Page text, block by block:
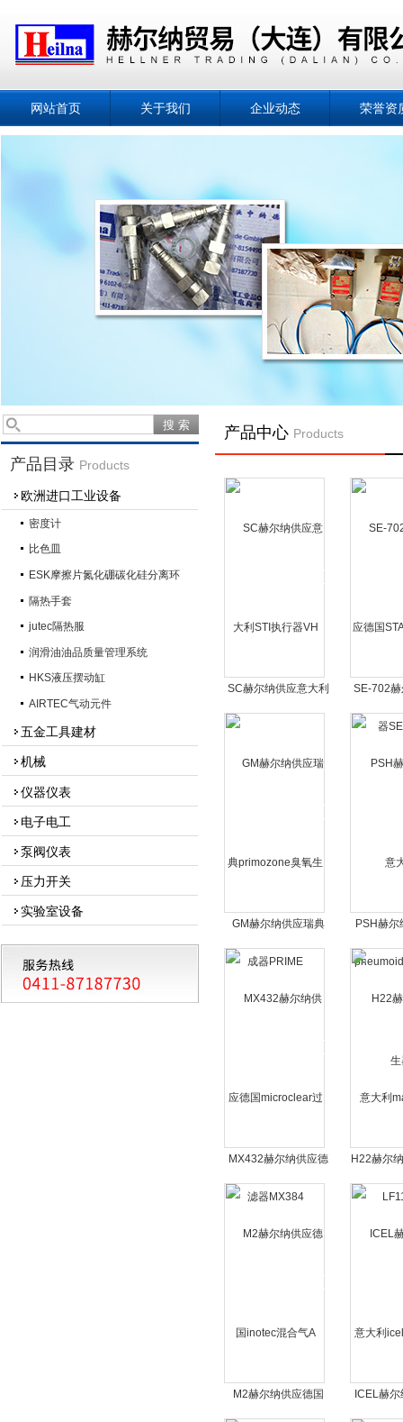
网站首页 关于我们 企业动态 荣誉资
产品目录 Products
欧洲进口工业设备
密度计
比色皿
ESK摩擦片氮化硼碳化硅分离环
隔热手套
jutec隔热服
润滑油油品质量管理系统
HKS液压摆动缸
AIRTEC气动元件
五金工具建材
机械
仪器仪表
电子电工
泵阀仪表
压力开关
实验室设备
产品中心 Products
SC赫尔纳供应意大利
STI执行器VH
SE-702
国
GM赫尔纳供应瑞典
primozone臭氧生成器
PRIME
PSH赫尔
利
MX432赫尔纳供应德
国microclear过滤器
MX384
H22赫尔
mavel电
M2赫尔纳供应德国
inotec混合气A 5000
ICEL赫
利icel